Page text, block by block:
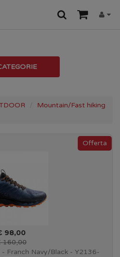
Mountain/Fast hiking
98,00
160,00
Franch Navy/Black - Y2136-